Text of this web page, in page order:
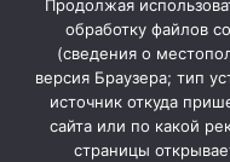
Продолжая
обработку файлов
(сведения о
версия Браузера; тип
источник откуда
сайта или по какой
страницы